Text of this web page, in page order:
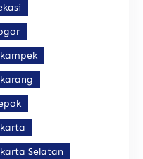
Selatan